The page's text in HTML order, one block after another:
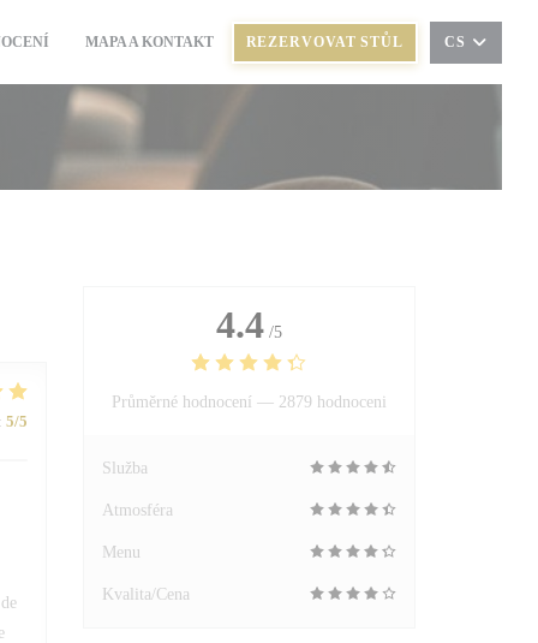
MAPA A KONTAKT REZERVOVAT STŮL CS
: 5/5
4.4 /5
Průměrné hodnocení — 2879 hodnoceni
Služba
Atmosféra
Menu
Kvalita/Cena